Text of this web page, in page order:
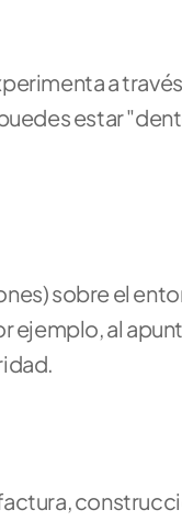
a
estar
sobre el
ejemplo, al